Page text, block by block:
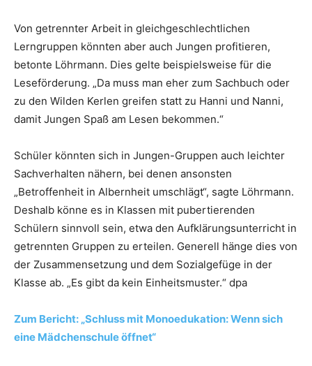
Von getrennter Arbeit in gleichgeschlechtlichen
Lerngruppen könnten aber auch Jungen profitieren,
betonte Löhrmann. Dies gelte beispielsweise für die
Leseförderung. „Da muss man eher zum Sachbuch oder
zu den Wilden Kerlen greifen statt zu Hanni und Nanni,
damit Jungen Spaß am Lesen bekommen.“
Schüler könnten sich in Jungen-Gruppen auch leichter
Sachverhalten nähern, bei denen ansonsten
„Betroffenheit in Albernheit umschlägt“, sagte Löhrmann.
Deshalb könne es in Klassen mit pubertierenden
Schülern sinnvoll sein, etwa den Aufklärungsunterricht in
getrennten Gruppen zu erteilen. Generell hänge dies von
der Zusammensetzung und dem Sozialgefüge in der
Klasse ab. „Es gibt da kein Einheitsmuster.“ dpa
Zum Bericht: „Schluss mit Monoedukation: Wenn sich
eine Mädchenschule öffnet“